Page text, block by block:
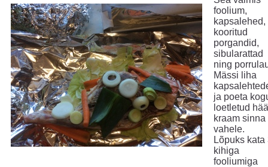
foolium,
kapsalehed,
kooritud
porgandid,
sibularattad
ning
Mässi liha
ja poeta
loetletud hää
kraam sinna
vahele.
Lõpuks kata
kihiga
fooliumiga